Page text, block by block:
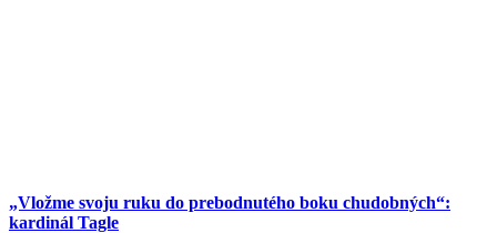
„Vložme svoju ruku do prebodnutého boku chudobných“:
kardinál Tagle